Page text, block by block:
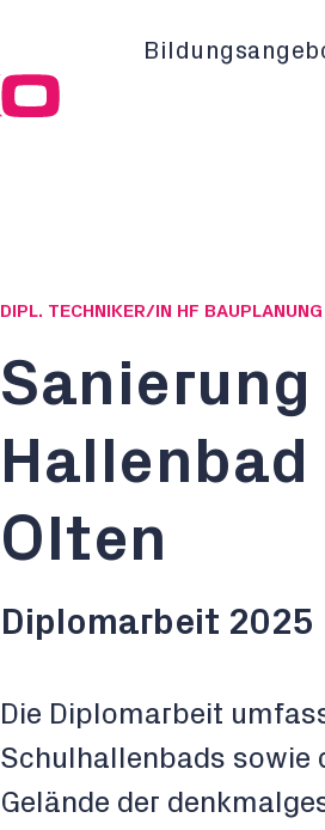
DIPL. TECHNIKER/IN HF
Sanierung
Olten
Diplomarbeit 2025
Die Diplomarbeit
Schulhallenbads sowie
Gelände der